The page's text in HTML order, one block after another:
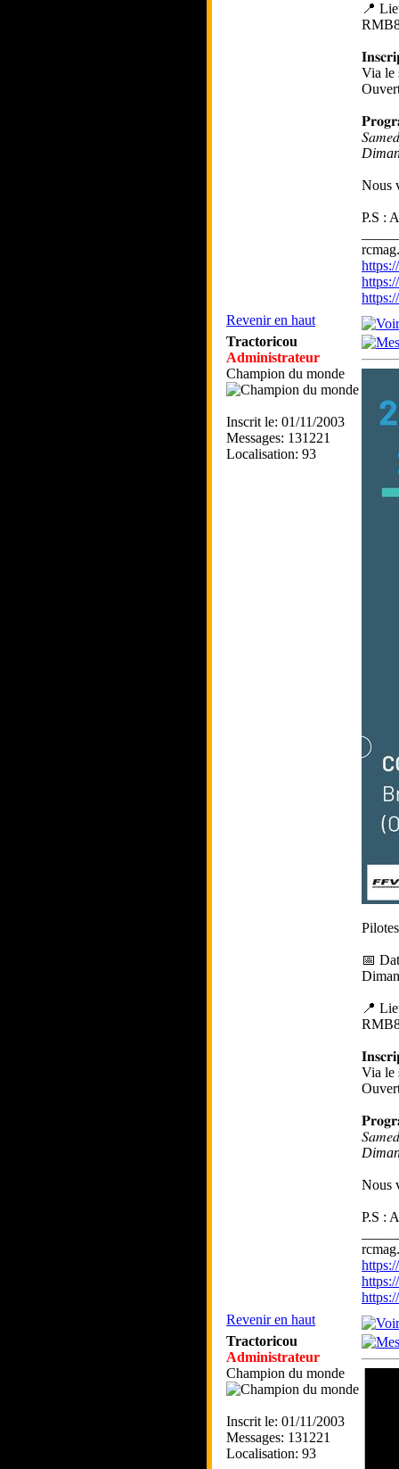
📍
Via le
Nous
P.S :
Revenir en haut
Tractoricou
Administrateur
Champion du monde
Inscrit le: 01/11/2003
Messages: 131221
Localisation: 93
📅
📍
Via le
Nous
P.S :
Revenir en haut
Tractoricou
Administrateur
Champion du monde
Inscrit le: 01/11/2003
Messages: 131221
Localisation: 93